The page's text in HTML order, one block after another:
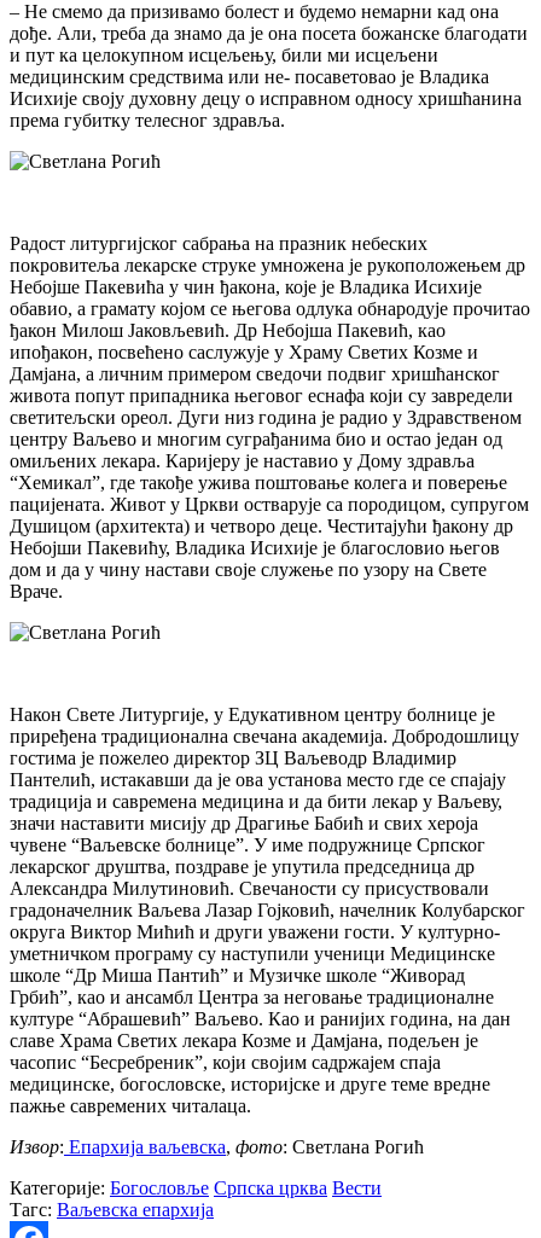
– Не смемо да призивамо болест и будемо немарни кад она
дође. Али, треба да знамо да је она посета божанске благодати
и пут ка целокупном исцељењу, били ми исцељени
медицинским средствима или не- посаветовао је Владика
Исихије своју духовну децу о исправном односу хришћанина
према губитку телесног здравља.
Радост литургијског сабрања на празник небеских
покровитеља лекарске струке умножена је рукоположењем др
Небојше Пакевића у чин ђакона, које је Владика Исихије
обавио, а грамату којом се његова одлука обнародује прочитао
ђакон Милош Јаковљевић. Др Небојша Пакевић, као
ипођакон, посвећено саслужује у Храму Светих Козме и
Дамјана, а личним примером сведочи подвиг хришћанског
живота попут припадника његовог еснафа који су завредели
светитељски ореол. Дуги низ година је радио у Здравственом
центру Ваљево и многим суграђанима био и остао један од
омиљених лекара. Каријеру је наставио у Дому здравља
“Хемикал”, где такође ужива поштовање колега и поверење
пацијената. Живот у Цркви остварује са породицом, супругом
Душицом (архитекта) и четворо деце. Честитајући ђакону др
Небојши Пакевићу, Владика Исихије је благословио његов
дом и да у чину настави своје служење по узору на Свете
Враче.
Након Свете Литургије, у Едукативном центру болнице је
приређена традиционална свечана академија. Добродошлицу
гостима је пожелео директор ЗЦ Ваљеводр Владимир
Пантелић, истакавши да је ова установа место где се спајају
традиција и савремена медицина и да бити лекар у Ваљеву,
значи наставити мисију др Драгиње Бабић и свих хероја
чувене “Ваљевске болнице”. У име подружнице Српског
лекарског друштва, поздраве је упутила председница др
Александра Милутиновић. Свечаности су присуствовали
градоначелник Ваљева Лазар Гојковић, начелник Колубарског
округа Виктор Мићић и други уважени гости. У културно-
уметничком програму су наступили ученици Медицинске
школе “Др Миша Пантић” и Музичке школе “Живорад
Грбић”, као и ансамбл Центра за неговање традиционалне
културе “Абрашевић” Ваљево. Као и ранијих година, на дан
славе Храма Светих лекара Козме и Дамјана, подељен је
часопис “Бесребреник”, који својим садржајем спаја
медицинске, богословске, историјске и друге теме вредне
пажње савремених читалаца.
Извор: Епархија ваљевска, фото: Светлана Рогић
Категорије: Богословље Српска црква Вести
Тагс: Ваљевска епархија